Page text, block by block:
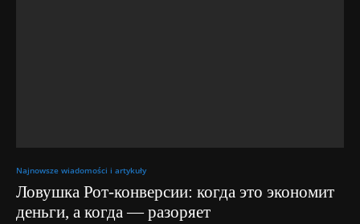
Najnowsze wiadomości i artykuły
Ловушка Рот-конверсии: когда это экономит
деньги, а когда — разоряет